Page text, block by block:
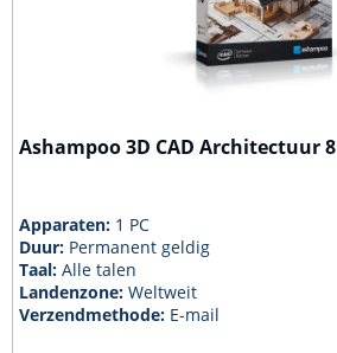
Ashampoo 3D CAD Architectuur 8
Apparaten: 1 PC
Duur: Permanent geldig
Taal:Alle talen
Landenzone:Weltweit
Verzendmethode: E-mail